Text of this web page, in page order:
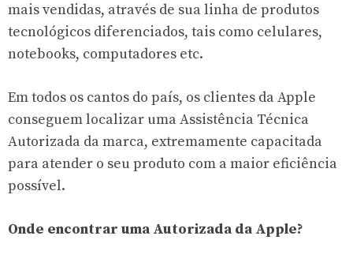
mais vendidas, através de sua linha de produtos
tecnológicos diferenciados, tais como celulares,
notebooks, computadores etc.
Em todos os cantos do país, os clientes da Apple
conseguem localizar uma Assistência Técnica
Autorizada da marca, extremamente capacitada
para atender o seu produto com a maior eficiência
possível.
Onde encontrar uma Autorizada da Apple?